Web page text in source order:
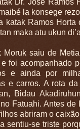
la konsege
katak Ramos Horta
maka atu ukun
Moruk saiu de
foi acompanhado
e ainda por
e carros. A rota
Bidau
Fatuahi. Antes de
abriram o
sentiu-se triste